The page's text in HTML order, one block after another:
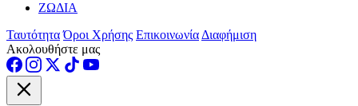
ΖΩΔΙΑ
Ταυτότητα Όροι Χρήσης Επικοινωνία Διαφήμιση
Ακολουθήστε μας